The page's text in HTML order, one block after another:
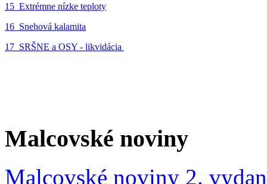
15_Extrémne nízke teploty
16_Snehová kalamita
17_SRŠNE a OSY - likvidácia
Malcovské noviny
Malcovské noviny 2.